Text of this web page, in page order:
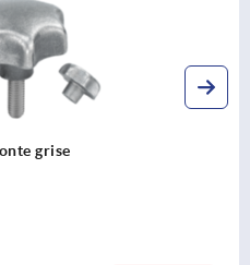
avec douille en acier